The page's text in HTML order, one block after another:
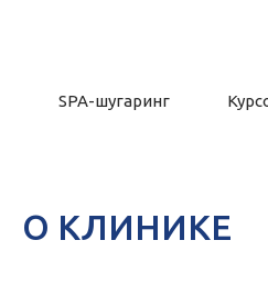
SPA-шугаринг
О КЛИНИКЕ